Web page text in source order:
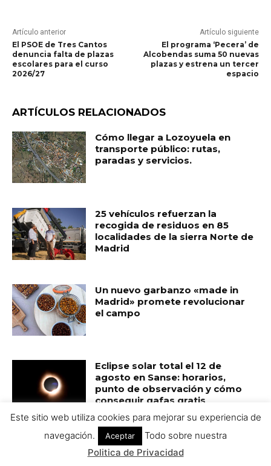
Este sitio web utiliza cookies para mejorar su experiencia de
navegación.
Aceptar
Todo sobre nuestra
Politica de Privacidad